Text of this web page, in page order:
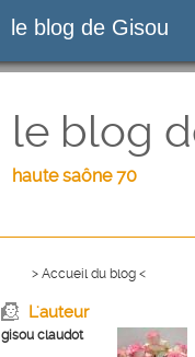
le blog de Gisou
le blog
haute saône 70
> Accueil du blog <
L'auteur
gisou claudot